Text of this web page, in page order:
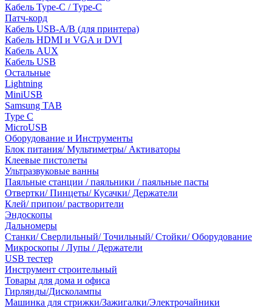
Кабель Type-C / Type-C
Патч-корд
Кабель USB-A/B (для принтера)
Кабель HDMI и VGA и DVI
Кабель AUX
Кабель USB
Остальные
Lightning
MiniUSB
Samsung TAB
Type C
MicroUSB
Оборудование и Инструменты
Блок питания/ Мультиметры/ Активаторы
Клеевые пистолеты
Ультразвуковые ванны
Паяльные станции / паяльники / паяльные пасты
Отвертки/ Пинцеты/ Кусачки/ Держатели
Клей/ припои/ растворители
Эндоскопы
Дальномеры
Станки/ Сверлильный/ Точильный/ Стойки/ Оборудование
Микроскопы / Лупы / Держатели
USB тестер
Инструмент строительный
Товары для дома и офиса
Гирлянды/Дисколампы
Машинка для стрижки/Зажигалки/Электрочайники